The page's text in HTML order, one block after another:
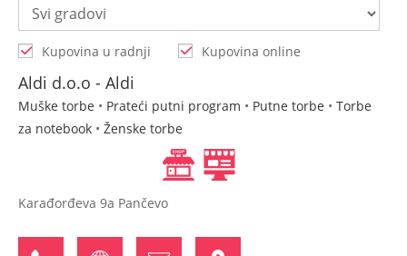
Kupovina u radnji Kupovina online
Aldi d.o.o - Aldi
Muške torbe • Prateći putni program • Putne torbe • Torbe
za notebook • Ženske torbe
Karađorđeva 9a Pančevo